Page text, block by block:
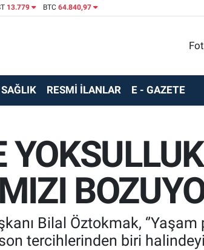
13.779 BTC 64.840,97
SAĞLIK RESMİ İLANLAR E - GAZETE
YOKSULLUK
Bilal Öztokmak, ‘’Yaşam
tercihlerinden biri